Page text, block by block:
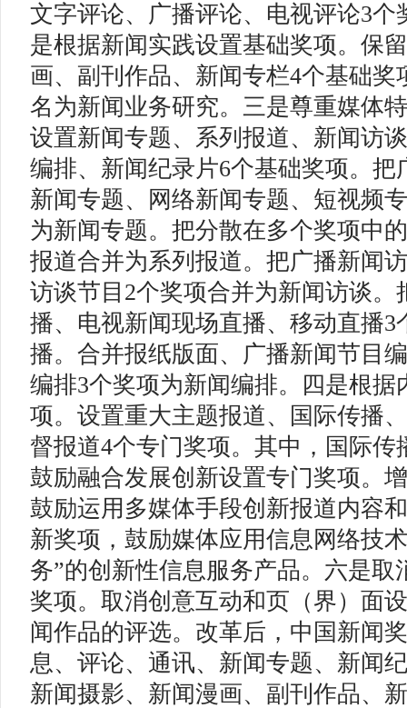
文字评论、广播评论、电视评论3个
是根据新闻实践设置基础奖项。保
画、副刊作品、新闻专栏4个基础奖
名为新闻业务研究。三是尊重媒体
设置新闻专题、系列报道、新闻访
编排、新闻纪录片6个基础奖项。把
新闻专题、网络新闻专题、短视频
为新闻专题。把分散在多个奖项中
报道合并为系列报道。把广播新闻
访谈节目2个奖项合并为新闻访谈。
播、电视新闻现场直播、移动直播3
播。合并报纸版面、广播新闻节目
编排3个奖项为新闻编排。四是根据
项。设置重大主题报道、国际传播
督报道4个专门奖项。其中，国际传
鼓励融合发展创新设置专门奖项。
鼓励运用多媒体手段创新报道内容
新奖项，鼓励媒体应用信息网络技
务”的创新性信息服务产品。六是取
奖项。取消创意互动和页（界）面
闻作品的评选。改革后，中国新闻
息、评论、通讯、新闻专题、新闻
新闻摄影、新闻漫画、副刊作品、